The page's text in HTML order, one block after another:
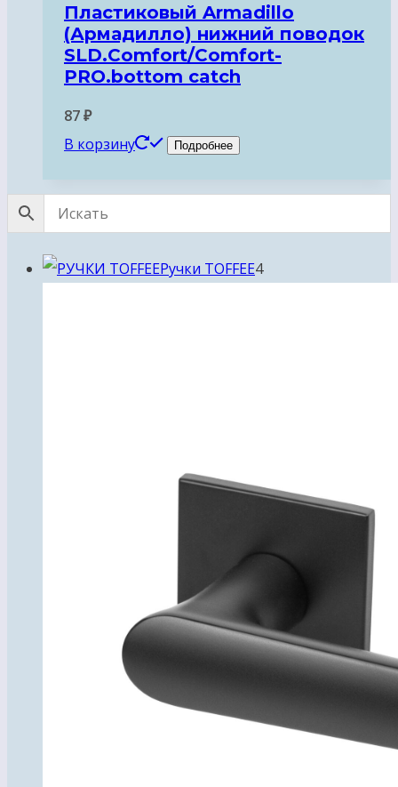
Пластиковый Armadillo
(Армадилло) нижний поводок
SLD.Comfort/Comfort-
PRO.bottom catch
87₽
В корзину
Подробнее
Ручки TOFFEE44